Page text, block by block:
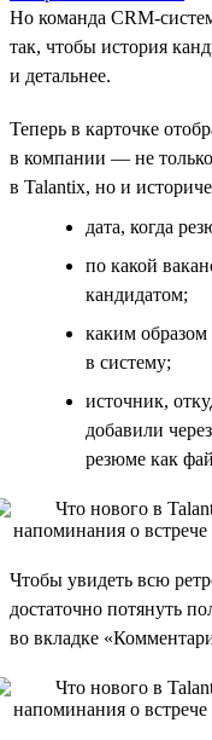
Но команда CRM-
так, чтобы история
и детальнее.
Теперь в карточке
в компании — не
в Talantix, но и
дата, когда
по какой
кандидатом;
каким образом
в систему;
источник,
добавили
резюме как
Чтобы увидеть всю
достаточно потянуть
во вкладке